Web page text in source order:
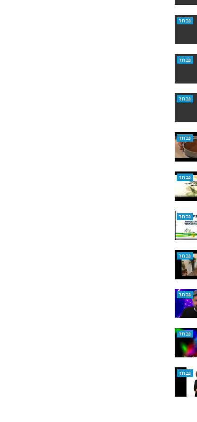
נבחר
נבחר
נבחר
נבחר
נבחר
נבחר
נבחר
נבחר
נבחר
נבחר